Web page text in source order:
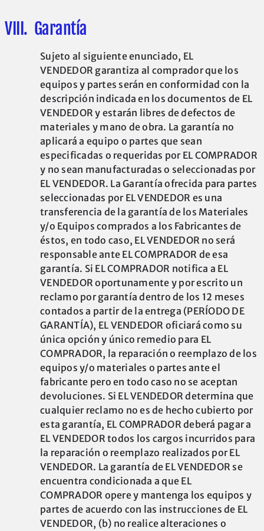
VIII. Garantía
Sujeto al siguiente enunciado, EL
VENDEDOR garantiza al comprador que los
equipos y partes serán en conformidad con la
descripción indicada en los documentos de EL
VENDEDOR y estarán libres de defectos de
materiales y mano de obra. La garantía no
aplicará a equipo o partes que sean
especificadas o requeridas por EL COMPRADOR
y no sean manufacturadas o seleccionadas por
EL VENDEDOR. La Garantía ofrecida para partes
seleccionadas por EL VENDEDOR es una
transferencia de la garantía de los Materiales
y/o Equipos comprados a los Fabricantes de
éstos, en todo caso, EL VENDEDOR no será
responsable ante EL COMPRADOR de esa
garantía. Si EL COMPRADOR notifica a EL
VENDEDOR oportunamente y por escrito un
reclamo por garantía dentro de los 12 meses
contados a partir de la entrega (PERÍODO DE
GARANTÍA), EL VENDEDOR oficiará como su
única opción y único remedio para EL
COMPRADOR, la reparación o reemplazo de los
equipos y/o materiales o partes ante el
fabricante pero en todo caso no se aceptan
devoluciones. Si EL VENDEDOR determina que
cualquier reclamo no es de hecho cubierto por
esta garantía, EL COMPRADOR deberá pagar a
EL VENDEDOR todos los cargos incurridos para
la reparación o reemplazo realizados por EL
VENDEDOR. La garantía de EL VENDEDOR se
encuentra condicionada a que EL
COMPRADOR opere y mantenga los equipos y
partes de acuerdo con las instrucciones de EL
VENDEDOR, (b) no realice alteraciones o